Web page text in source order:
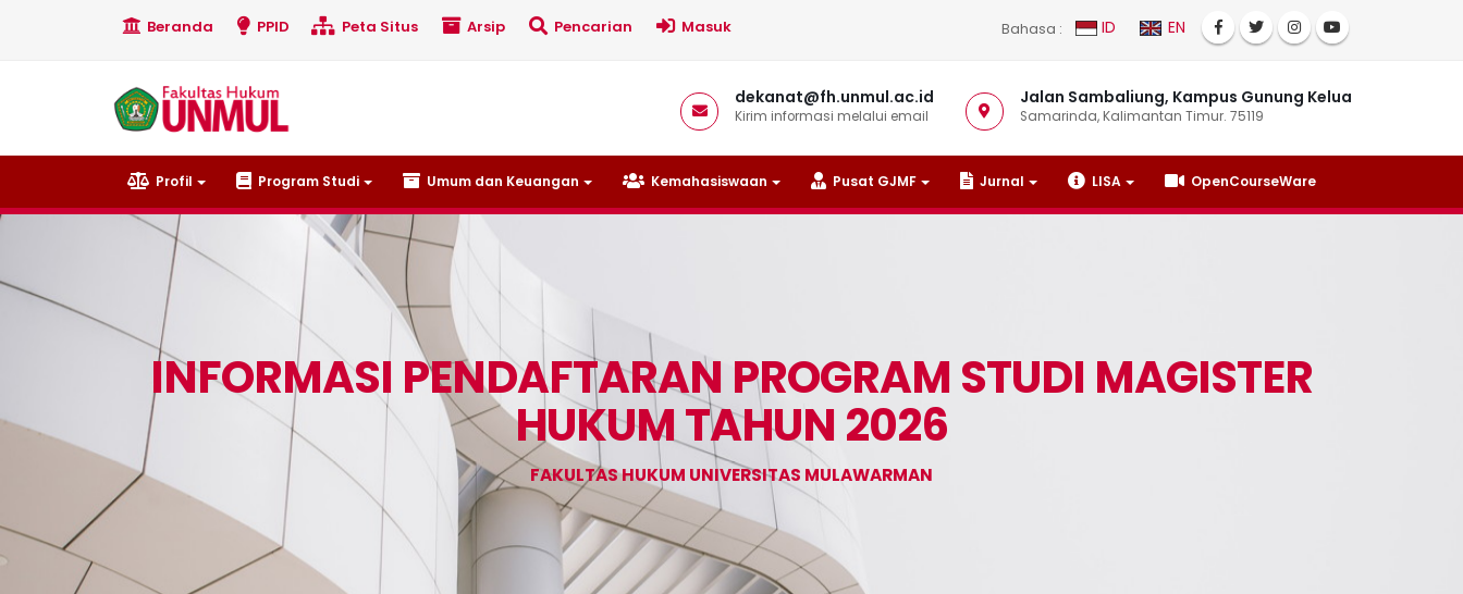
Beranda PPID Peta Situs Arsip Pencarian Masuk Bahasa : ID EN
dekanat@fh.unmul.ac.id
Kirim informasi melalui email
Jalan Sambaliung, Kampus Gunung Kelua
Samarinda, Kalimantan Timur. 75119
Profil Program Studi Umum dan Keuangan Kemahasiswaan Pusat GJMF Jurnal LISA OpenCourseWare
INFORMASI PENDAFTARAN PROGRAM STUDI MAGISTER
HUKUM TAHUN 2026
FAKULTAS HUKUM UNIVERSITAS MULAWARMAN